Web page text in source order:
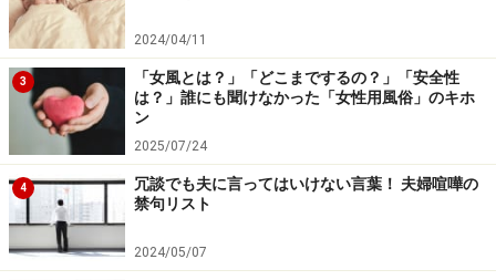
そこでわかりやすいチェックポイントをお教えします。
ズバリ「下着」です。妻の箪笥の引き出しをあけて中を
確認することがためらわれるならば、洗濯後、干してい
る状態のもの、乾燥機で仕上がっている状態などをさり
げなくチェックしましょう。
今までは形が崩れてアンダーのゴムのゆるんだブラ、お
腹をすっぽりおおうはき心地の良いショーツが中心だっ
た奥様の下着が、新しいもの、繊細なレースがついたも
2024/04/11
3
「女風とは？」「どこまでするの？」「安全性
は？」誰にも聞けなかった「女性用風俗」のキホ
ン
2025/07/24
4
冗談でも夫に言ってはいけない言葉！ 夫婦喧嘩の
禁句リスト
2024/05/07